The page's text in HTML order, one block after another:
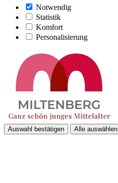
Notwendig
Statistik
Komfort
Personalisierung
Auswahl bestätigen Alle auswählen